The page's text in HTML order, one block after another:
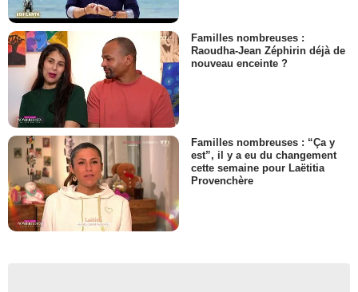
Familles nombreuses :
Raoudha-Jean Zéphirin déjà de
nouveau enceinte ?
Familles nombreuses : “Ça y
est”, il y a eu du changement
cette semaine pour Laëtitia
Provenchère